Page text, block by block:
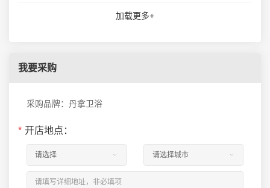
加载更多+
我要采购
采购品牌：丹拿卫浴
* 开店地点：